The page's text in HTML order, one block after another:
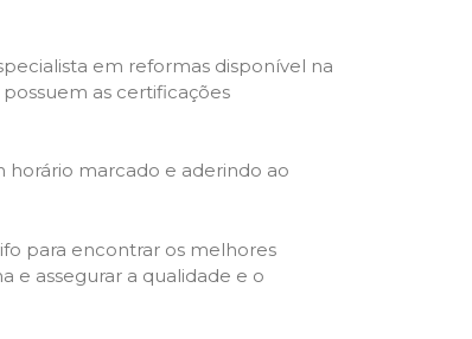
em reformas disponível na
as certificações
horário marcado e aderindo ao
para encontrar os melhores
e assegurar a qualidade e o